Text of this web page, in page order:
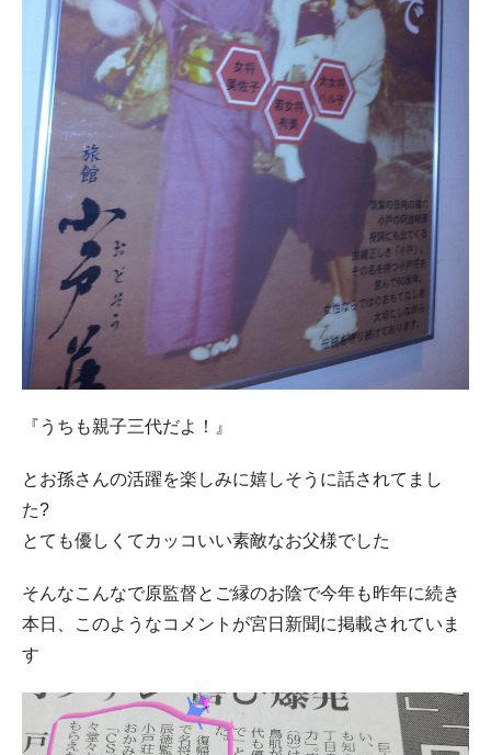
『うちも親子三代だよ！』
とお孫さんの活躍を楽しみに嬉しそうに話されてまし
た?
とても優しくてカッコいい素敵なお父様でした
そんなこんなで原監督とご縁のお陰で今年も昨年に続き
本日、このようなコメントが宮日新聞に掲載されていま
す